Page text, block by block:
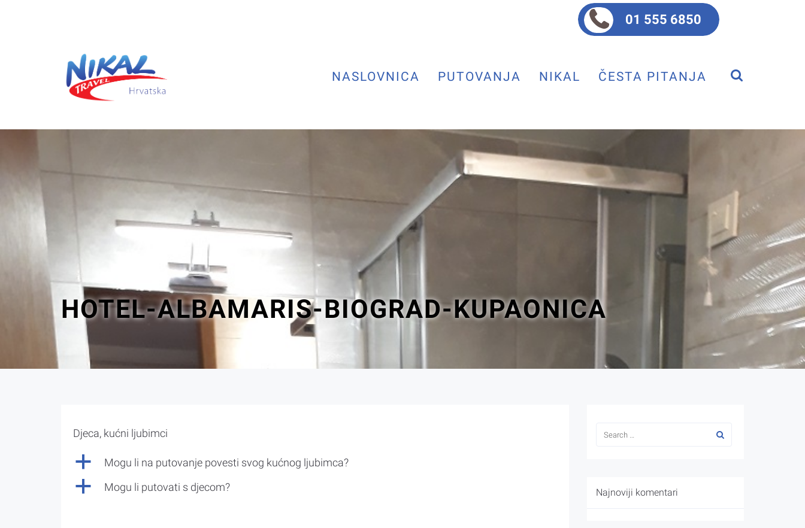
01 555 6850
NASLOVNICA PUTOVANJA NIKAL ČESTA PITANJA
HOTEL-ALBAMARIS-BIOGRAD-KUPAONICA
Djeca, kućni ljubimci
a Mogu li na putovanje povesti svog kućnog ljubimca?
a Mogu li putovati s djecom? Najnoviji komentari